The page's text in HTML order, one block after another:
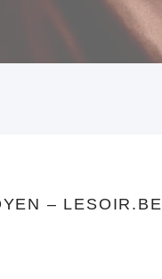
– LESOIR.BE